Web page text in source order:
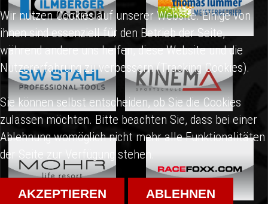
Wir nutzen Cookies auf unserer Website. Einige von
ihnen sind essenziell für den Betrieb der Seite,
während andere uns helfen, diese Website und die
Nutzererfahrung zu verbessern (Tracking Cookies).
Sie können selbst entscheiden, ob Sie die Cookies
zulassen möchten. Bitte beachten Sie, dass bei einer
Ablehnung womöglich nicht mehr alle Funktionalitäten
der Seite zur Verfügung stehen.
AKZEPTIEREN ABLEHNEN